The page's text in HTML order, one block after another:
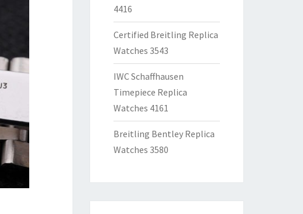
4416
Certified Breitling Replica
Watches 3543
IWC Schaffhausen
Timepiece Replica
Watches 4161
Breitling Bentley Replica
Watches 3580